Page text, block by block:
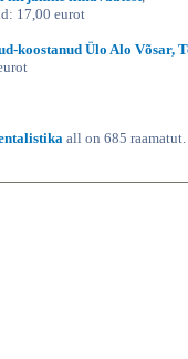
17,00 eurot
koostanud Ülo Alo Võsar,
all on 685